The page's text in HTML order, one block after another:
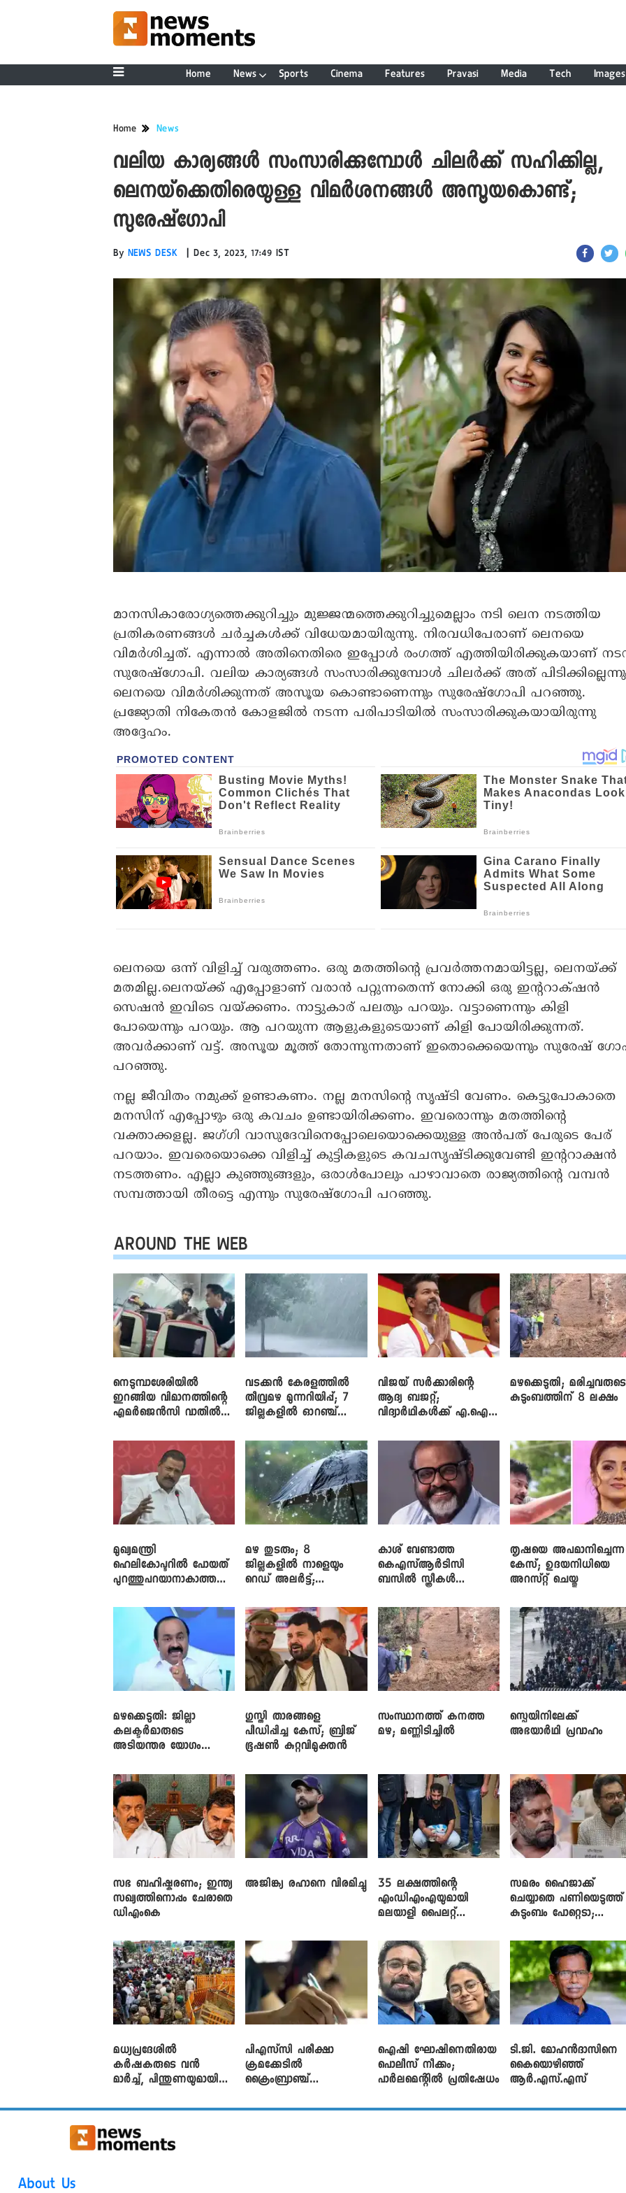
Home News Sports Cinema Features Pravasi Media Tech Images
Home News
വലിയ കാര്യങ്ങൾ സംസാരിക്കുമ്പോൾ ചിലർക്ക് സഹിക്കില്ല,
ലെനയ്‌ക്കെതിരെയുള്ള വിമർശനങ്ങൾ അസൂയകൊണ്ട്;
സുരേഷ്‌ഗോപി ​​​​​​​
By NEWS DESK | Dec 3, 2023, 17:49 IST
മാനസികാരോ​ഗ്യത്തെക്കുറിച്ചും മുജ്ജന്മത്തെക്കുറിച്ചുമെല്ലാം നടി ലെന നടത്തിയ
പ്രതികരണങ്ങൾ ചർച്ചകൾക്ക് വിധേയമായിരുന്നു. നിരവധിപേരാണ് ലെനയെ
വിമർശിച്ചത്. എന്നാൽ അതിനെതിരെ ഇപ്പോൾ രംഗത്ത് എത്തിയിരിക്കുകയാണ്
സുരേഷ്‌ഗോപി. വലിയ കാര്യങ്ങൾ സംസാരിക്കുമ്പോൾ ചിലർക്ക് അത്
ലെനയെ വിമർശിക്കുന്നത് അസൂയ കൊണ്ടാണെന്നും സുരേഷ്‌ഗോപി പറഞ്ഞു.
പ്രജ്യോതി നികേതൻ കോളജിൽ നടന്ന പരിപാടിയിൽ സംസാരിക്കുകയായിരുന്നു
അദ്ദേഹം.
ലെനയെ ഒന്ന് വിളിച്ച് വരുത്തണം. ഒരു മതത്തിന്റെ പ്രവർത്തനമായിട്ടല്ല, ലെനയ്ക്ക്
മതമില്ല.ലെനയ്ക്ക് എപ്പോളാണ് വരാൻ പറ്റുന്നതെന്ന് നോക്കി ഒരു ഇന്ററാക്‌ഷൻ
സെഷൻ ഇവിടെ വയ്ക്കണം. നാട്ടുകാര് പലതും പറയും. വട്ടാണെന്നും കിളി
പോയെന്നും പറയും. ആ പറയുന്ന ആളുകളുടെയാണ് കിളി പോയിരിക്കുന്നത്.
അവർക്കാണ് വട്ട്. അസൂയ മൂത്ത് തോന്നുന്നതാണ് ഇതൊക്കെയെന്നും സുരേഷ്
പറഞ്ഞു.
നല്ല ജീവിതം നമുക്ക് ഉണ്ടാകണം. നല്ല മനസിന്റെ സൃഷ്ടി വേണം. കെട്ടുപോകാതെ
മനസിന് എപ്പോഴും ഒരു കവചം ഉണ്ടായിരിക്കണം. ഇവരൊന്നും മതത്തിന്റെ
വക്താക്കളല്ല. ജ​ഗ്​ഗി വാസുദേവിനെപ്പോലെയൊക്കെയുള്ള അൻപത് പേരുടെ പേര്
പറയാം. ഇവരെയൊക്കെ വിളിച്ച് കുട്ടികളുടെ കവചസൃഷ്ടിക്കുവേണ്ടി ഇന്ററാക്ഷൻ
നടത്തണം. എല്ലാ കുഞ്ഞുങ്ങളും, ഒരാൾപോലും പാഴാവാതെ രാജ്യത്തിന്റെ വമ്പൻ
സമ്പത്തായി തീരട്ടെ എന്നും സുരേഷ്‌ഗോപി പറഞ്ഞു.
AROUND THE WEB
നെടുമ്പാശേരിയിൽ
ഇറങ്ങിയ വിമാനത്തിന്റെ
എമർജെൻസി വാതിൽ
വടക്കൻ കേരളത്തിൽ
തീവ്രമഴ മുന്നറിയിപ്പ്; 7
ജില്ലകളിൽ ഓറഞ്ച്
വിജയ് സർക്കാരിന്റെ
ആദ്യ ബജറ്റ്;
വിദ്യാർഥികൾക്ക് എ.ഐ
ലാപ്ടോപ്പുകളും
മഴക്കെടുതി; മരിച്ചവരുടെ
കുടുംബത്തിന് 8 ലക്ഷം
മുഖ്യമന്ത്രി
ഹെലികോപ്ടറിൽ പോയത്
പുറത്തുപറയാനാകാത്ത
ഗോവിന്ദൻ
മഴ തുടരും; 8
ജില്ലകളിൽ നാളെയും
റെഡ് അലർട്ട്;
അലർട്ട്
കാശ് വേണ്ടാത്ത
കെഎസ്ആർടിസി
ബസിൽ സ്ത്രീകൾ
ജോൺ
തൃഷയെ അപമാനിച്ചെന്ന
കേസ്; ഉദയനിധിയെ
അറസ്റ്റ് ചെയ്തു
മഴക്കെടുതി: ജില്ലാ
കലക്ടർമാരുടെ
അടിയന്തര യോഗം
​ഗുസ്തി താരങ്ങളെ
പീഡിപ്പിച്ച കേസ്; ബ്രിജ്
ഭൂഷൺ കുറ്റവിമുക്തൻ
സംസ്ഥാനത്ത് കനത്ത
മഴ; മണ്ണിടിച്ചിൽ
സ്പെയിനിലേക്ക്
അഭയാർഥി പ്രവാഹം
സഭ ബഹിഷ്കരണം; ഇന്ത്യ
സഖ്യത്തിനൊപ്പം ചേരാതെ
ഡിഎംകെ
അജിങ്ക്യ രഹാനെ വിരമിച്ചു
35 ലക്ഷത്തിന്റെ
എംഡിഎംഎയുമായി
മലയാളി പൈലറ്റ്
സമരം ഹൈജാക്ക്
ചെയ്യാതെ പണിയെടുത്ത്
കുടുംബം പോറ്റെടാ;
വിനായകൻ
മധ്യപ്രദേശിൽ
കർഷകരുടെ വൻ
മാർച്ച്, പിന്തുണയുമായി
പിഎസ്‌സി പരീക്ഷാ
ക്രമക്കേ‌ടിൽ
ക്രൈംബ്രാഞ്ച്
ഐഷി ഘോഷിനെതിരായ
പൊലീസ് നീക്കം;
പാര്‍ലമെന്റിൽ പ്രതിഷേധം
ടി.ജി. മോഹൻദാസിനെ
കൈയൊഴിഞ്ഞ്
ആർ.എസ്.എസ്
About Us